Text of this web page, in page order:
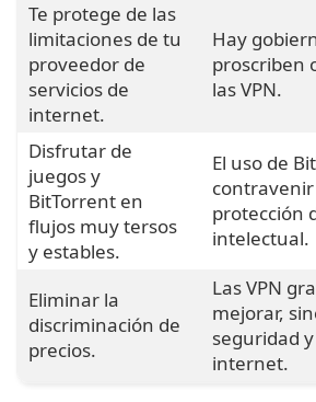
Te protege de las
limitaciones de tu
proveedor de
servicios de
internet.
Hay
proscriben
las VPN.
Disfrutar de
juegos y
BitTorrent en
flujos muy tersos
y estables.
El uso de
contravenir
protección
intelectual.
Eliminar la
discriminación de
precios.
Las VPN
mejorar,
seguridad
internet.